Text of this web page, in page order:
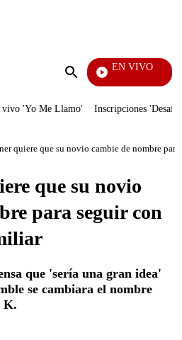
Enviar
EN VIVO
Vecinos
vivo 'Yo Me Llamo' Inscripciones
quiere que su novio cambie de nombre
que su novio
para seguir con
que 'sería una gran idea'
se cambiara el nombre
K.